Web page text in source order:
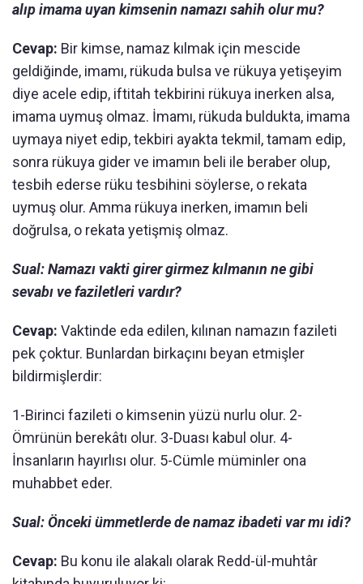
alıp imama uyan kimsenin namazı sahih olur mu?
Cevap: Bir kimse, namaz kılmak için mescide
geldiğinde, imamı, rükuda bulsa ve rükuya yetişeyim
diye acele edip, iftitah tekbirini rükuya inerken alsa,
imama uymuş olmaz. İmamı, rükuda buldukta, imama
uymaya niyet edip, tekbiri ayakta tekmil, tamam edip,
sonra rükuya gider ve imamın beli ile beraber olup,
tesbih ederse rüku tesbihini söylerse, o rekata
uymuş olur. Amma rükuya inerken, imamın beli
doğrulsa, o rekata yetişmiş olmaz.
Sual: Namazı vakti girer girmez kılmanın ne gibi
sevabı ve faziletleri vardır?
Cevap: Vaktinde eda edilen, kılınan namazın fazileti
pek çoktur. Bunlardan birkaçını beyan etmişler
bildirmişlerdir:
1-Birinci fazileti o kimsenin yüzü nurlu olur. 2-
Ömrünün berekâtı olur. 3-Duası kabul olur. 4-
İnsanların hayırlısı olur. 5-Cümle müminler ona
muhabbet eder.
Sual: Önceki ümmetlerde de namaz ibadeti var mı idi?
Cevap: Bu konu ile alakalı olarak Redd-ül-muhtâr